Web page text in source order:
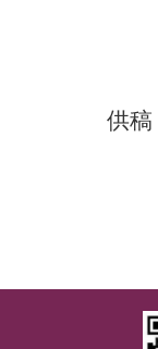
供稿